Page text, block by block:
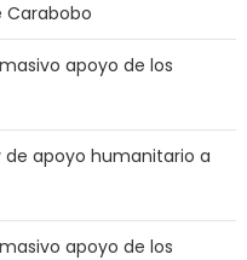
Carabobo
apoyo de los
apoyo humanitario a
apoyo de los